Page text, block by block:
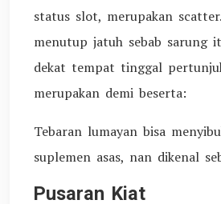
status slot, merupakan
menutup jatuh sebab sarung
dekat tempat tinggal
merupakan demi beserta:
Tebaran lumayan bisa
suplemen asas, nan dikenal
Pusaran Kiat